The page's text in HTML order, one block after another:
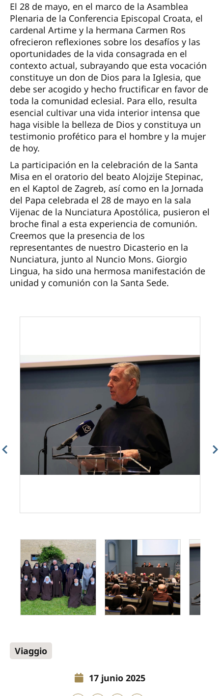
El 28 de mayo, en el marco de la Asamblea
Plenaria de la Conferencia Episcopal Croata, el
cardenal Artime y la hermana Carmen Ros
ofrecieron reflexiones sobre los desafíos y las
oportunidades de la vida consagrada en el
contexto actual, subrayando que esta vocación
constituye un don de Dios para la Iglesia, que
debe ser acogido y hecho fructificar en favor de
toda la comunidad eclesial. Para ello, resulta
esencial cultivar una vida interior intensa que
haga visible la belleza de Dios y constituya un
testimonio profético para el hombre y la mujer
de hoy.
La participación en la celebración de la Santa
Misa en el oratorio del beato Alojzije Stepinac,
en el Kaptol de Zagreb, así como en la Jornada
del Papa celebrada el 28 de mayo en la sala
Vijenac de la Nunciatura Apostólica, pusieron el
broche final a esta experiencia de comunión.
Creemos que la presencia de los
representantes de nuestro Dicasterio en la
Nunciatura, junto al Nuncio Mons. Giorgio
Lingua, ha sido una hermosa manifestación de
unidad y comunión con la Santa Sede.
Viaggio
17 junio 2025